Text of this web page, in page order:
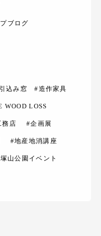
ブログ
込み窓 #造作家具
WOOD LOSS
務店 #企画展
#地産地消講座
山公園イベント